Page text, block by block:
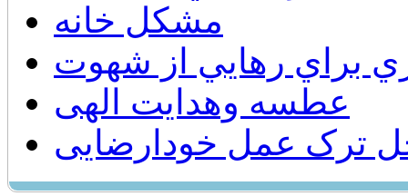
مشكل خانه
براي رهايي از شهوت
عطسه وهدایت الهی
ترک عمل خودارضایی